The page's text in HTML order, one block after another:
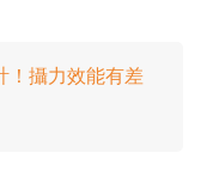
！攝力效能有差